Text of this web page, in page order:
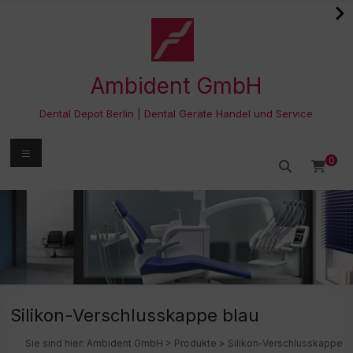
Ambident GmbH
Dental Depot Berlin | Dental Geräte Handel und Service
0
Menü
Silikon-Verschlusskappe blau
Sie sind hier: Ambident GmbH > Produkte > Silikon-Verschlusskappe